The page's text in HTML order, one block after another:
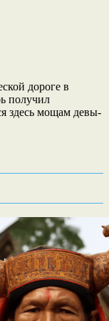
дороге в
получил
здесь мощам девы-